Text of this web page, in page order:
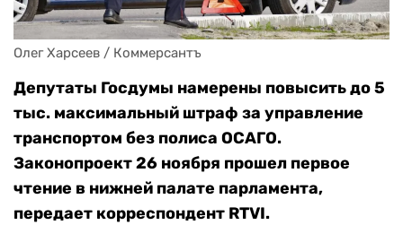
Олег Харсеев / Коммерсантъ
Депутаты Госдумы намерены повысить до 5
тыс. максимальный штраф за управление
транспортом без полиса ОСАГО.
Законопроект 26 ноября прошел первое
чтение в нижней палате парламента,
передает корреспондент RTVI.